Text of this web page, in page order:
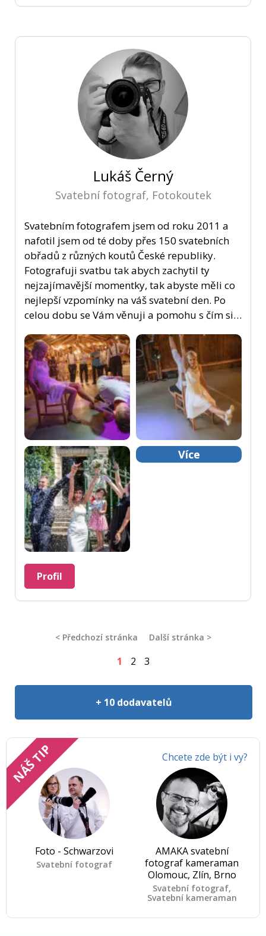
Lukáš Černý
Svatební fotograf, Fotokoutek
Svatebním fotografem jsem od roku 2011 a
nafotil jsem od té doby přes 150 svatebních
obřadů z různých koutů České republiky.
Fotografuji svatbu tak abych zachytil ty
nejzajímavější momentky, tak abyste měli co
nejlepší vzpomínky na váš svatební den. Po
celou dobu se Vám věnuji a pomohu s čím si…
Více
Profil
< Předchozí stránka Další stránka >
1 2 3
+ 10 dodavatelů
NÁŠ TIP Chcete zde být i vy?
Foto - Schwarzovi
Svatební fotograf
AMAKA svatební
fotograf kameraman
Olomouc, Zlín, Brno
Svatební fotograf,
Svatební kameraman